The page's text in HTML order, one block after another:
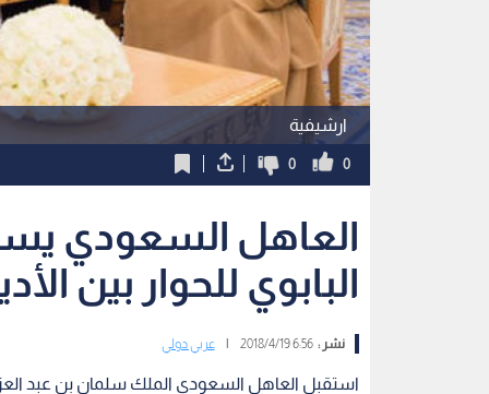
ارشيفية
0
0
العاهل السعودي
البابوي للحوار بين
نشر :6:56 2018/4/19 عربي دولي
استقبل العاهل السعودي الملك سلمان بن عبد